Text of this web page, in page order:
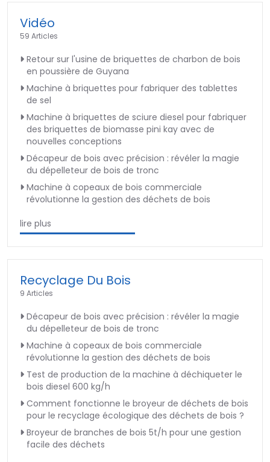
Vidéo
59 Articles
Retour sur l'usine de briquettes de charbon de bois
en poussière de Guyana
Machine à briquettes pour fabriquer des tablettes
de sel
Machine à briquettes de sciure diesel pour fabriquer
des briquettes de biomasse pini kay avec de
nouvelles conceptions
Décapeur de bois avec précision : révéler la magie
du dépelleteur de bois de tronc
Machine à copeaux de bois commerciale
révolutionne la gestion des déchets de bois
lire plus
Recyclage Du Bois
9 Articles
Décapeur de bois avec précision : révéler la magie
du dépelleteur de bois de tronc
Machine à copeaux de bois commerciale
révolutionne la gestion des déchets de bois
Test de production de la machine à déchiqueter le
bois diesel 600 kg/h
Comment fonctionne le broyeur de déchets de bois
pour le recyclage écologique des déchets de bois ?
Broyeur de branches de bois 5t/h pour une gestion
facile des déchets